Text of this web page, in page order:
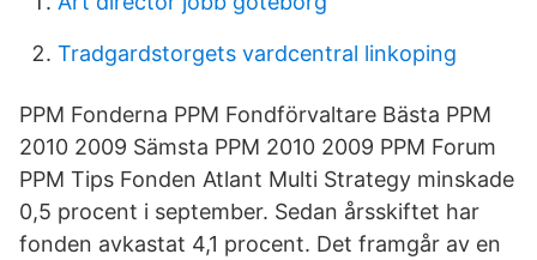
Tradgardstorgets vardcentral linkoping
PPM Fonderna PPM Fondförvaltare Bästa PPM
2010 2009 Sämsta PPM 2010 2009 PPM Forum
PPM Tips Fonden Atlant Multi Strategy minskade
0,5 procent i september. Sedan årsskiftet har
fonden avkastat 4,1 procent. Det framgår av en